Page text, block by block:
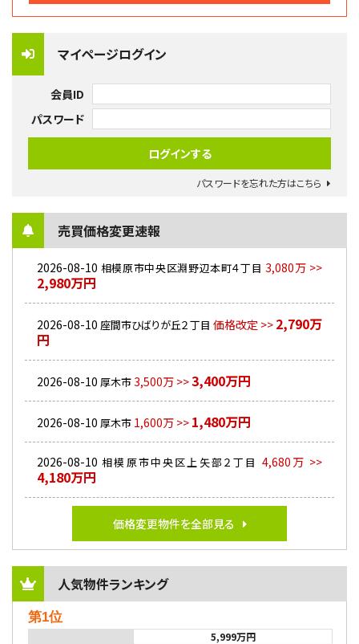
マイページログイン
会員ID
パスワード
パスワードを忘れた方はこちら
売買価格変更速報
2026-08-10 相模原市中央区淵野辺本町４丁目 3,080万 >>
2,980万円
2026-08-10 座間市ひばりが丘２丁目 価格改定 >> 2,790万
円
2026-08-10 厚木市3,500万 >>3,400万円
2026-08-10 厚木市 1,600万 >> 1,480万円
2026-08-10 相模原市中央区上矢部２丁目 4,680万 >>
4,180万円
価格変更物件を全部見る
人気物件ランキング
第1位
5,999万円